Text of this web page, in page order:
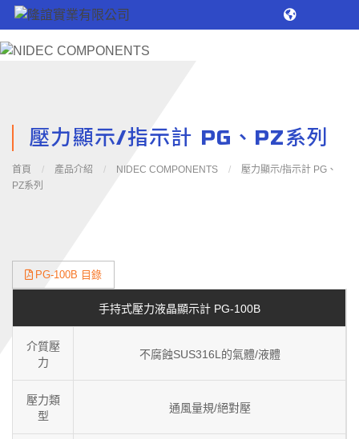
壓力顯示/指示計 PG、PZ系列
首頁 / 產品介紹 / NIDEC COMPONENTS /
壓力顯示/指示計 PG、
PZ系列
PG-100B 目錄
手持式壓力液晶顯示計 PG-100B
介質壓
力
不腐蝕SUS316L的氣體/液體
壓力類
型
通風量規/絕對壓